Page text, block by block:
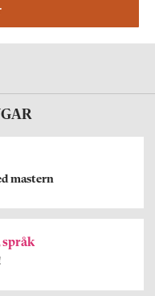
mastern
språk